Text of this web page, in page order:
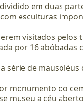
em duas
esculturas
visitados pelos
por 16
série de mausoléus
monumento do
museu a céu